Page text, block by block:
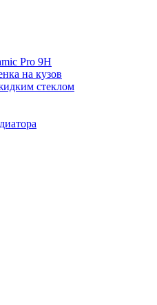
Pro 9H
на кузов
стеклом